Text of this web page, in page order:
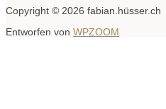
Copyright © 2026 fabian.hüsser.ch
Entworfen von WPZOOM